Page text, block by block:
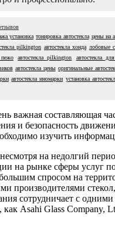
установка тонировка автостекла цены на
pilkington автостекла хонда лобовые
пежо автостекла pilkington автостекла
автостекла цены оригинальные
автостекла иномарки установка
важная составляющая
и безопасность
изучить
на недолгий
на рынке сферы услуг
спросом на
производителями
сотрудничает с
Asahi Glass Company,